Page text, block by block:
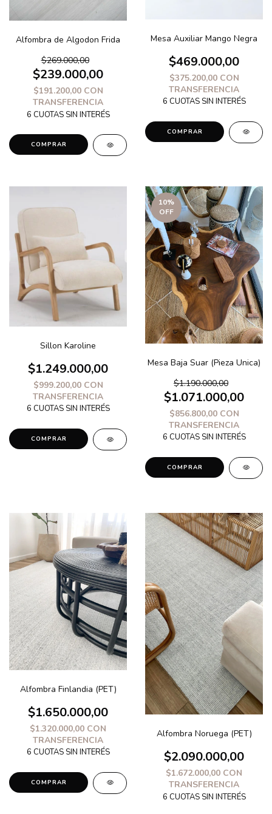
Alfombra de Algodon Frida
$269.000,00
$239.000,00
$191.200,00 CON
TRANSFERENCIA
COMPRAR
Mesa Auxiliar Mango Negra
$469.000,00
$375.200,00 CON
TRANSFERENCIA
Sillon Karoline
$1.249.000,00
$999.200,00 CON
TRANSFERENCIA
10%
OFF
Mesa Baja Suar (Pieza Unica)
$1.190.000,00
$1.071.000,00
$856.800,00 CON
TRANSFERENCIA
Alfombra Finlandia (PET)
$1.650.000,00
$1.320.000,00 CON
TRANSFERENCIA
COMPRAR
Alfombra Noruega (PET)
$2.090.000,00
$1.672.000,00 CON
TRANSFERENCIA